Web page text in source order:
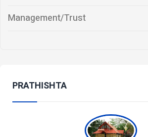
Management/Trust
PRATHISHTA